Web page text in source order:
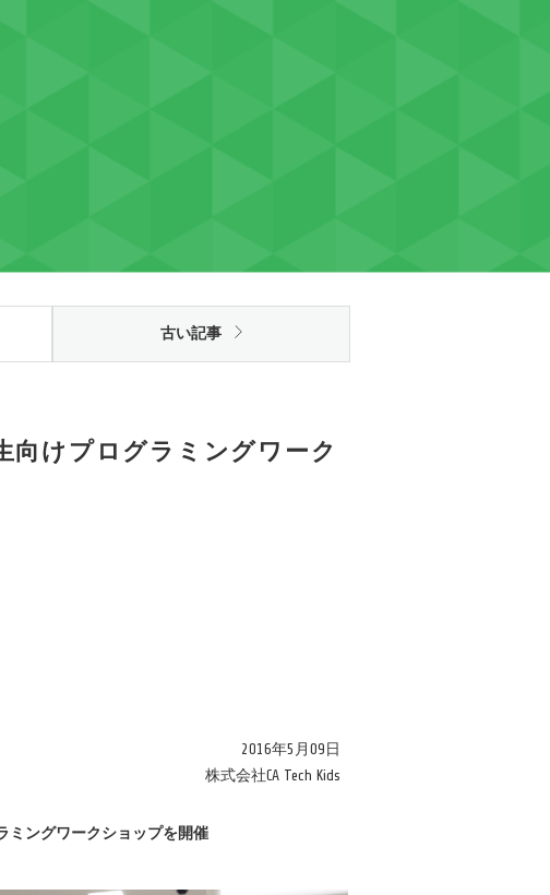
古い記事
向けプログラミングワーク
2016年5月09日
株式会社CA Tech Kids
ミングワークショップを開催